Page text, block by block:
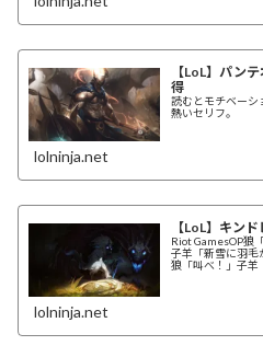
【LoL】パン
得
読むとモチベーシ
熱いセリフ。
lolninja.net
【LoL】キン
Riot GamesOP狼
子羊「新雪に羽毛
狼「叫べ！」子羊
lolninja.net